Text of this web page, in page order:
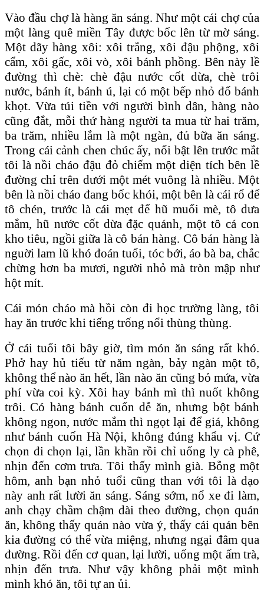
Vào đầu chợ là hàng ăn sáng. Như một cái chợ của
một làng quê miền Tây được bốc lên từ mờ sáng.
Một dãy hàng xôi: xôi trắng, xôi đậu phộng, xôi
cẩm, xôi gấc, xôi vò, xôi bánh phồng. Bên này lề
đường thì chè: chè đậu nước cốt dừa, chè trôi
nước, bánh ít, bánh ú, lại có một bếp nhỏ đổ bánh
khọt. Vừa túi tiền với người bình dân, hàng nào
cũng đắt, mỗi thứ hàng người ta mua từ hai trăm,
ba trăm, nhiều lắm là một ngàn, đủ bữa ăn sáng.
Trong cái cảnh chen chúc ấy, nổi bật lên trước mắt
tôi là nồi cháo đậu đỏ chiếm một diện tích bên lề
đường chỉ trên dưới một mét vuông là nhiều. Một
bên là nồi cháo đang bốc khói, một bên là cái rổ để
tô chén, trước là cái mẹt để hũ muối mè, tô dưa
mắm, hũ nước cốt dừa đặc quánh, một tô cá con
kho tiêu, ngồi giữa là cô bán hàng. Cô bán hàng là
nguời lam lũ khó đoán tuổi, tóc bới, áo bà ba, chắc
chừng hơn ba mươi, người nhỏ mà tròn mập như
hột mít.
Cái món cháo mà hồi còn đi học trường làng, tôi
hay ăn trước khi tiếng trống nổi thùng thùng.
Ở cái tuổi tôi bây giờ, tìm món ăn sáng rất khó.
Phở hay hủ tiếu từ năm ngàn, bảy ngàn một tô,
không thể nào ăn hết, lần nào ăn cũng bỏ mứa, vừa
phí vừa coi kỳ. Xôi hay bánh mì thì nuốt không
trôi. Có hàng bánh cuốn dễ ăn, nhưng bột bánh
không ngon, nước mắm thì ngọt lại để giá, không
như bánh cuốn Hà Nội, không đúng khẩu vị. Cứ
chọn đi chọn lại, lần khần rồi chỉ uống ly cà phê,
nhịn đến cơm trưa. Tôi thấy mình già. Bỗng một
hôm, anh bạn nhỏ tuổi cũng than với tôi là dạo
này anh rất lười ăn sáng. Sáng sớm, nổ xe đi làm,
anh chạy chầm chậm dài theo đường, chọn quán
ăn, không thấy quán nào vừa ý, thấy cái quán bên
kia đường có thể vừa miệng, nhưng ngại đâm qua
đường. Rồi đến cơ quan, lại lười, uống một ấm trà,
nhịn đến trưa. Như vậy không phải một mình
mình khó ăn, tôi tự an ủi.